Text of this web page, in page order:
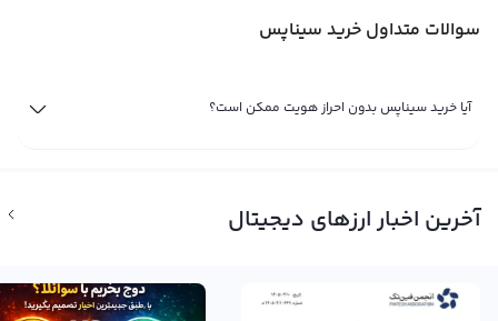
بالایی برخوردار است. در این راستا، صرافی رابکس ابزارهای تحلیلی و اطلاعات به روز بازار
پشت این ارز، آیندهٔ روشنی برای آن پیش‌بینی می‌شود.
تا زمانی که شما مالک یک ارز دیجیتال مثل سیناپس باشید، سود یا ضرر شما از آن تنها
نظر می‌رسد که شرایط برای فروش سیناپس مناسب است، می‌توانید با مراجعه به
سوالات متداول خرید سیناپس
آیا خرید سیناپس بدون احراز هویت ممکن است؟
آخرین اخبار ارزهای دیجیتال